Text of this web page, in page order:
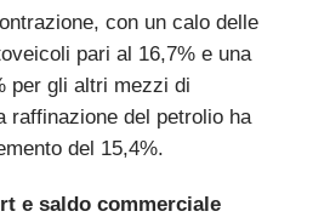
con un calo delle
pari al 16,7% e una
per gli altri mezzi di
raffinazione del petrolio ha
del 15,4%.
e saldo commerciale